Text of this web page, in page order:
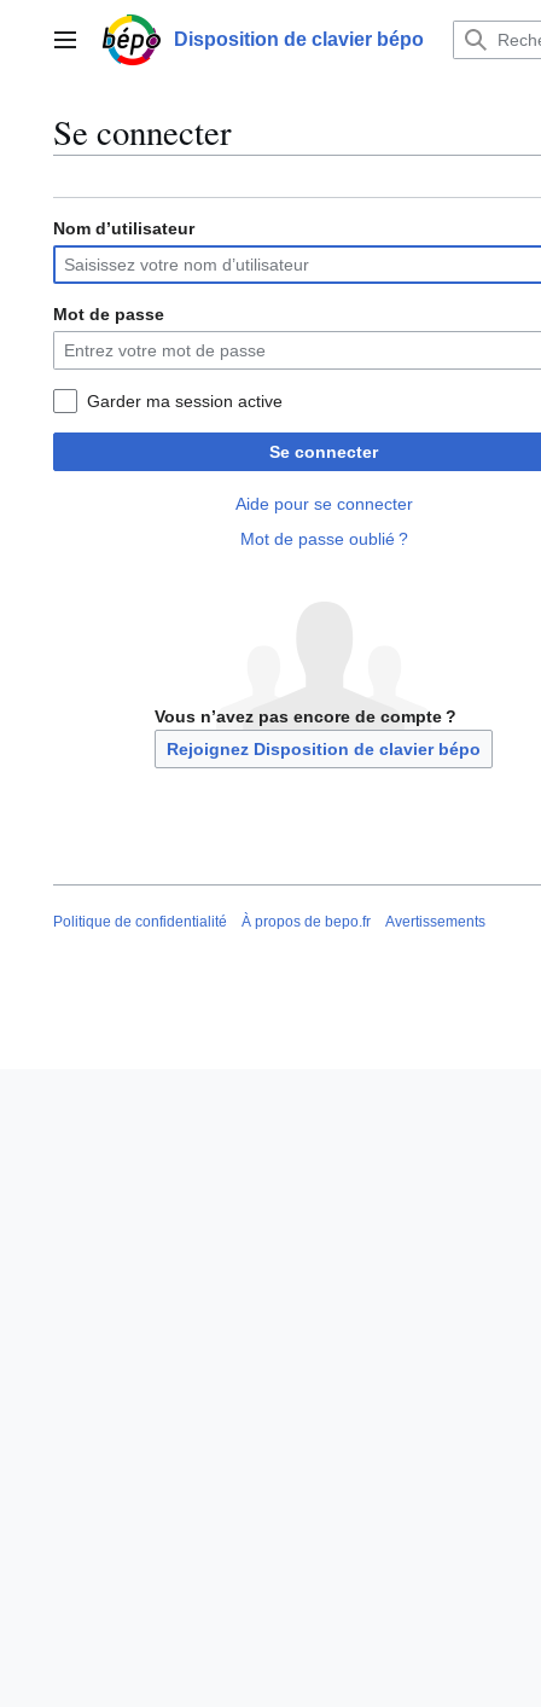
contenuMenu principalDisposition de clavier bépo
Se connecter
Nom d’utilisateur
Mot de passe
Garder ma session active
Se connecter
Aide pour se connecter
Mot de passe oublié ?
Vous n’avez pas encore de compte ?
Rejoignez Disposition de clavier bépo
Politique de confidentialité À propos de bepo.fr Avertissements